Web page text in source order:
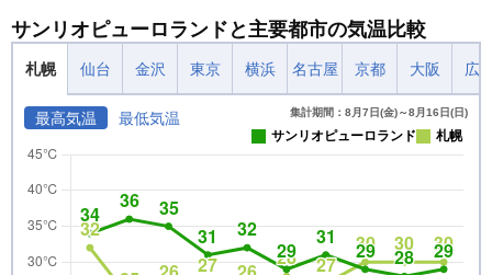
サンリオピューロランドと主要都市の気温比較
札幌 仙台 金沢 東京 横浜 名古屋 京都 大阪 広
最高気温 最低気温 集計期間：8月7日(金)～8月16日(日)
サンリオピューロランド 札幌